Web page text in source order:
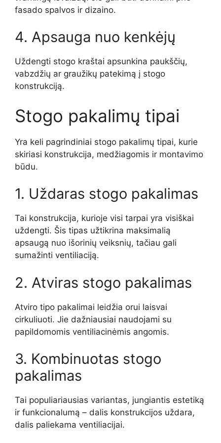
fasado spalvos ir dizaino.
4. Apsauga nuo kenkėjų
Uždengti stogo kraštai apsunkina paukščių,
vabzdžių ar graužikų patekimą į stogo
konstrukciją.
Stogo pakalimų tipai
Yra keli pagrindiniai stogo pakalimų tipai, kurie
skiriasi konstrukcija, medžiagomis ir montavimo
būdu.
1. Uždaras stogo pakalimas
Tai konstrukcija, kurioje visi tarpai yra visiškai
uždengti. Šis tipas užtikrina maksimalią
apsaugą nuo išorinių veiksnių, tačiau gali
sumažinti ventiliaciją.
2. Atviras stogo pakalimas
Atviro tipo pakalimai leidžia orui laisvai
cirkuliuoti. Jie dažniausiai naudojami su
papildomomis ventiliacinėmis angomis.
3. Kombinuotas stogo
pakalimas
Tai populiariausias variantas, jungiantis estetiką
ir funkcionalumą – dalis konstrukcijos uždara,
dalis paliekama ventiliacijai.